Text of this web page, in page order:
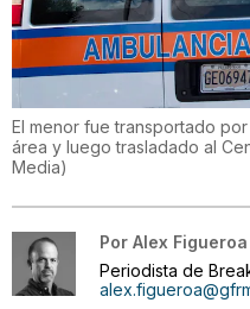
El menor fue transportado
área y luego trasladado al
Media)
Por Alex
Periodista de